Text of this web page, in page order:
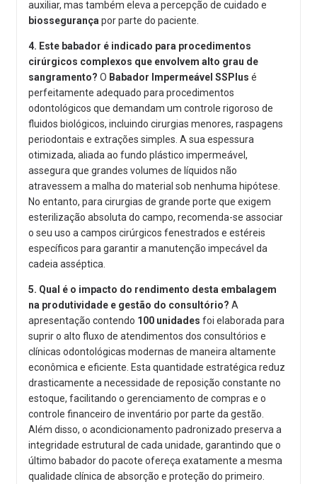
auxiliar, mas também eleva a percepção de cuidado e
biossegurança por parte do paciente.
4. Este babador é indicado para procedimentos
cirúrgicos complexos que envolvem alto grau de
sangramento? O Babador Impermeável SSPlus é
perfeitamente adequado para procedimentos
odontológicos que demandam um controle rigoroso de
fluidos biológicos, incluindo cirurgias menores, raspagens
periodontais e extrações simples. A sua espessura
otimizada, aliada ao fundo plástico impermeável,
assegura que grandes volumes de líquidos não
atravessem a malha do material sob nenhuma hipótese.
No entanto, para cirurgias de grande porte que exigem
esterilização absoluta do campo, recomenda-se associar
o seu uso a campos cirúrgicos fenestrados e estéreis
específicos para garantir a manutenção impecável da
cadeia asséptica.
5. Qual é o impacto do rendimento desta embalagem
na produtividade e gestão do consultório? A
apresentação contendo 100 unidades foi elaborada para
suprir o alto fluxo de atendimentos dos consultórios e
clínicas odontológicas modernas de maneira altamente
econômica e eficiente. Esta quantidade estratégica reduz
drasticamente a necessidade de reposição constante no
estoque, facilitando o gerenciamento de compras e o
controle financeiro de inventário por parte da gestão.
Além disso, o acondicionamento padronizado preserva a
integridade estrutural de cada unidade, garantindo que o
último babador do pacote ofereça exatamente a mesma
qualidade clínica de absorção e proteção do primeiro.